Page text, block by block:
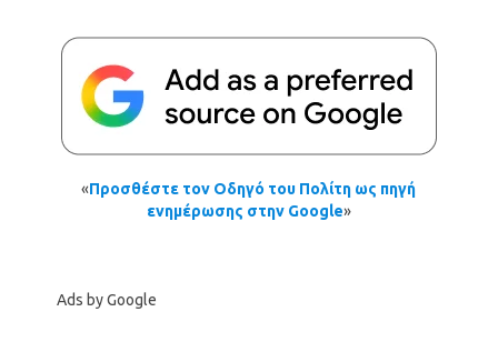
«Προσθέστε τον Οδηγό του Πολίτη ως πηγή
ενημέρωσης στην Google»
Ads by Google